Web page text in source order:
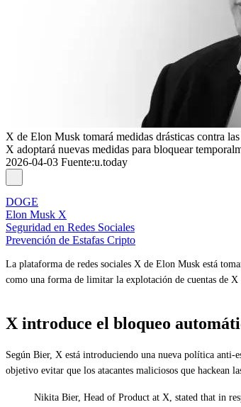
X de Elon Musk tomará medidas drásticas contra
X adoptará nuevas medidas para bloquear
2026-04-03 Fuente:u.today
DOGE
Elon Musk X
Seguridad en Redes Sociales
Prevención de Estafas Cripto
La plataforma de redes sociales X de Elon Musk está
como una forma de limitar la explotación de cuentas de
X introduce el bloqueo
Según Bier, X está introduciendo una nueva política
objetivo evitar que los atacantes maliciosos que hackean
Nikita Bier, Head of Product at X, stated that in